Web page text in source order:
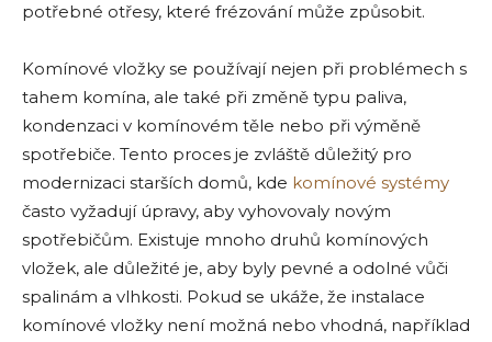
potřebné otřesy, které frézování může způsobit.
Komínové vložky se používají nejen při problémech s
tahem komína, ale také při změně typu paliva,
kondenzaci v komínovém těle nebo při výměně
spotřebiče. Tento proces je zvláště důležitý pro
modernizaci starších domů, kde komínové systémy
často vyžadují úpravy, aby vyhovovaly novým
spotřebičům. Existuje mnoho druhů komínových
vložek, ale důležité je, aby byly pevné a odolné vůči
spalinám a vlhkosti. Pokud se ukáže, že instalace
komínové vložky není možná nebo vhodná, například